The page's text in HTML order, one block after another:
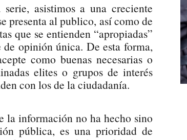
asistimos a una creciente
presenta al publico, así como de
que se entienden “apropiadas”
opinión única. De esta forma,
como buenas necesarias o
elites o grupos de interés
con los de la ciudadanía.
la información no ha hecho sino
pública, es una prioridad de